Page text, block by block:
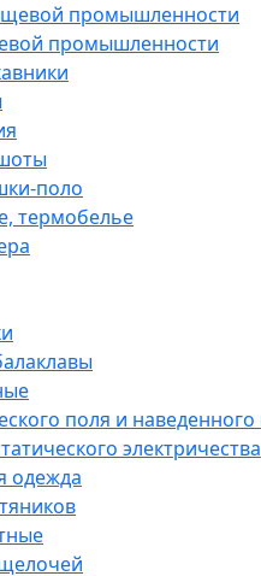
промышленности
промышленности
поло
термобелье
поля и
электричества
одежда